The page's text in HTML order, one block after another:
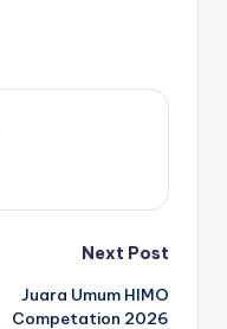
Next Post
Juara Umum HIMO
Competation 2026